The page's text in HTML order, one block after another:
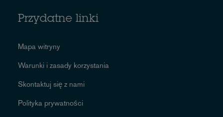
Przydatne linki
Mapa witryny
Warunki i zasady korzystania
Skontaktuj się z nami
Polityka prywatności